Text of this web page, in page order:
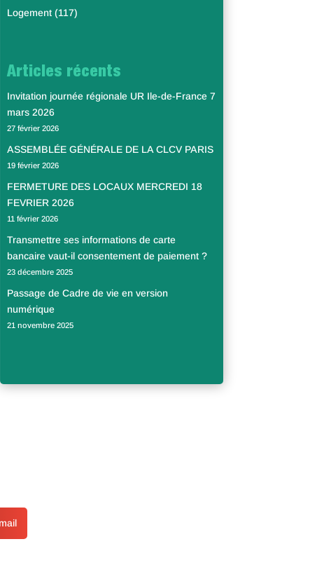
Logement(117)
Articles récents
Invitation journée régionale UR Ile-de-France 7
mars 2026
27 février 2026
ASSEMBLÉE GÉNÉRALE DE LA CLCV PARIS
19 février 2026
FERMETURE DES LOCAUX MERCREDI 18
FEVRIER 2026
11 février 2026
Transmettre ses informations de carte
bancaire vaut-il consentement de paiement ?
23 décembre 2025
Passage de Cadre de vie en version
numérique
21 novembre 2025